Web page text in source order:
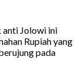
anti Jolowi ini
Rupiah yang
pada